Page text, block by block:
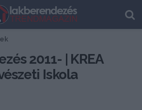
2011- | KREA
Iskola